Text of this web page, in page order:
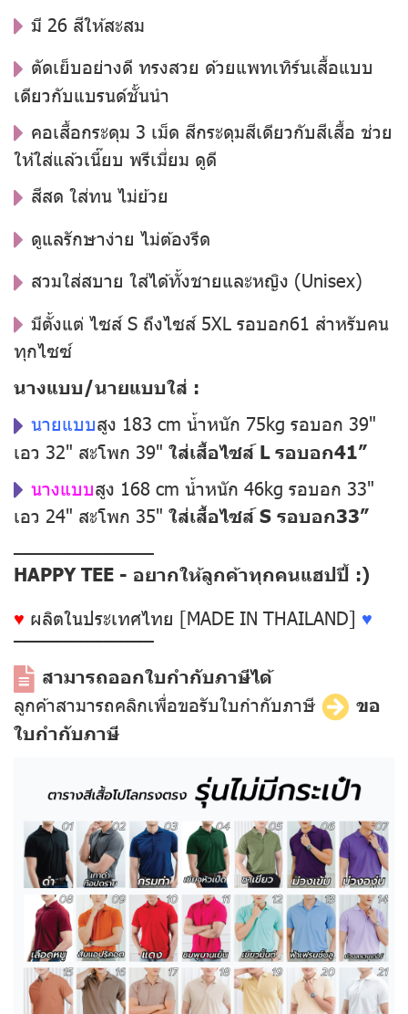
มี 26 สีให้สะสม
ตัดเย็บอย่างดี ทรงสวย ด้วยแพทเทิร์นเสื้อแบบ
เดียวกับแบรนด์ชั้นนำ
คอเสื้อกระดุม 3 เม็ด สีกระดุมสีเดียวกับสีเสื้อ ช่วย
ให้ใส่แล้วเนี๊ยบ พรีเมี่ยม ดูดี
สีสด ใส่ทน ไม่ย้วย
ดูแลรักษาง่าย ไม่ต้องรีด
สวมใส่สบาย ใส่ได้ทั้งชายและหญิง (Unisex)
มีตั้งแต่ ไซส์ S ถึงไซส์ 5XL รอบอก61 สำหรับคน
ทุกไซซ์
นางแบบ/นายแบบใส่ :
นายแบบสูง 183 cm น้ำหนัก 75kg รอบอก 39"
เอว 32" สะโพก 39" ใส่เสื้อไซส์ L รอบอก41”
นางแบบสูง 168 cm น้ำหนัก 46kg รอบอก 33"
เอว 24" สะโพก 35" ใส่เสื้อไซส์ S รอบอก33”
––––––––––––––
HAPPY TEE - อยากให้ลูกค้าทุกคนแฮปปี้ :)
♥ ผลิตในประเทศไทย [MADE IN THAILAND] ♥
––––––––––––––
สามารถออกใบกำกับภาษีได้
ลูกค้าสามารถคลิกเพื่อขอรับใบกำกับภาษี
ขอ
ใบกำกับภาษี